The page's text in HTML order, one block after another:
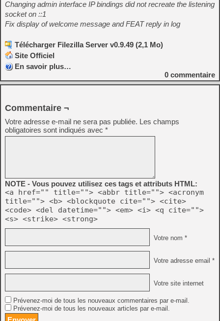
Changing admin interface IP bindings did not recreate the listening
socket on ::1
Fix display of welcome message and FEAT reply in log
Télécharger Filezilla Server v0.9.49 (2,1 Mo)
Site Officiel
En savoir plus…
0 commentaire
Commentaire ¬
Votre adresse e-mail ne sera pas publiée. Les champs
obligatoires sont indiqués avec *
NOTE - Vous pouvez utilisez ces tags et attributs HTML:
<a href="" title=""> <abbr title=""> <acronym
title=""> <b> <blockquote cite=""> <cite>
<code> <del datetime=""> <em> <i> <q cite="">
<s> <strike> <strong>
Votre nom *
Votre adresse email *
Votre site internet
Prévenez-moi de tous les nouveaux commentaires par e-mail.
Prévenez-moi de tous les nouveaux articles par e-mail.